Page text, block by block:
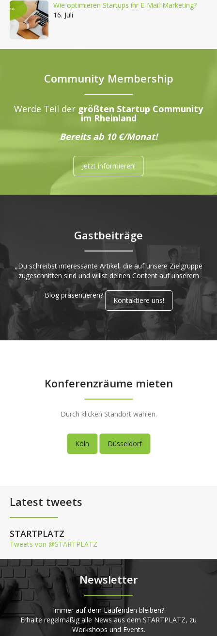
Wie optimieren Startups ihr E-Mail-Marketing?
16. Juli
Community Membership
Werde Teil der größten Startup Community
im Rheinland
Bereits ab 10 €/Monat!
Jetzt informieren!
Gastbeiträge
„Du schreibst interessante Artikel, die auf unsere Zielgruppe
zugeschnitten sind und willst deinen Content auf unserem
Blog präsentieren?
Kontaktiere uns!
Konferenzräume mieten
Durch klicken Standort wählen.
Köln Düsseldorf
Latest tweets
STARTPLATZ
Tweets von @STARTPLATZ
Newsletter
Immer auf dem Laufenden bleiben?
Erhalte regelmäßig alle News aus dem STARTPLATZ, zu
Workshops und Events.